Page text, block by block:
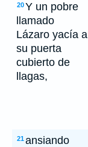
20Y un pobre
llamado
Lázaro yacía a
su puerta
cubierto de
llagas,
21ansiando